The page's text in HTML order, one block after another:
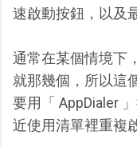
速啟動按鈕，以及
通常在某個情境下
就那幾個，所以這
要用「 AppDialer
近使用清單裡重複